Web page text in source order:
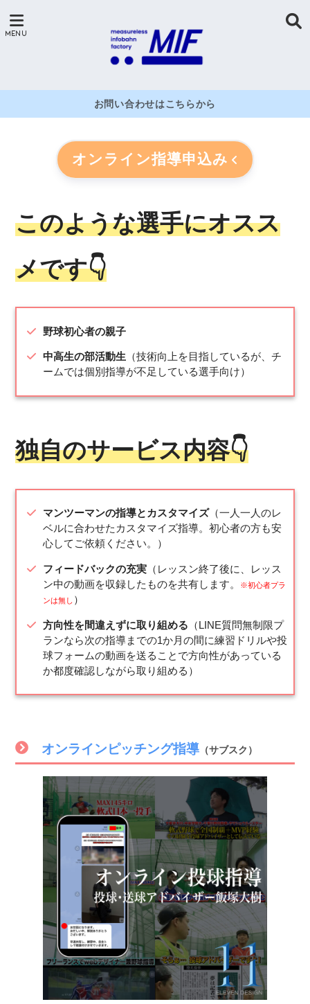
お問い合わせはこちらから
オンライン指導申込み
このような選手にオスス
メです👇
野球初心者の親子
中高生の部活動生（技術向上を目指しているが、チ
ームでは個別指導が不足している選手向け）
独自のサービス内容👇
マンツーマンの指導とカスタマイズ（一人一人のレ
ベルに合わせたカスタマイズ指導。初心者の方も安
心してご依頼ください。）
フィードバックの充実（レッスン終了後に、レッス
ン中の動画を収録したものを共有します。
※初心者プラ
ンは無し ）
方向性を間違えずに取り組める （LINE質問無制限プ
ランなら次の指導までの1か月の間に練習ドリルや投
球フォームの動画を送ることで方向性があっている
か都度確認しながら取り組める）
オンラインピッチング指導（サブスク）